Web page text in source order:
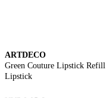
ARTDECO
Green Couture Lipstick Refill
Lipstick